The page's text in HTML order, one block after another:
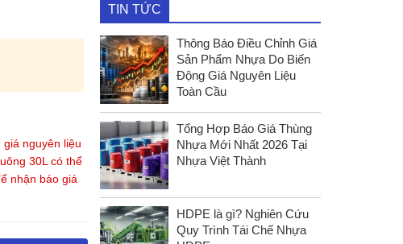
nguyên liệu
30L có thể
nhận báo giá
TIN TỨC
Thông Báo Điều Chỉnh Giá
Sản Phẩm Nhựa Do Biến
Động Giá Nguyên Liệu
Toàn Cầu
Tổng Hợp Báo Giá Thùng
Nhựa Mới Nhất 2026 Tại
Nhựa Việt Thành
HDPE là gì? Nghiên Cứu
Quy Trình Tái Chế Nhựa